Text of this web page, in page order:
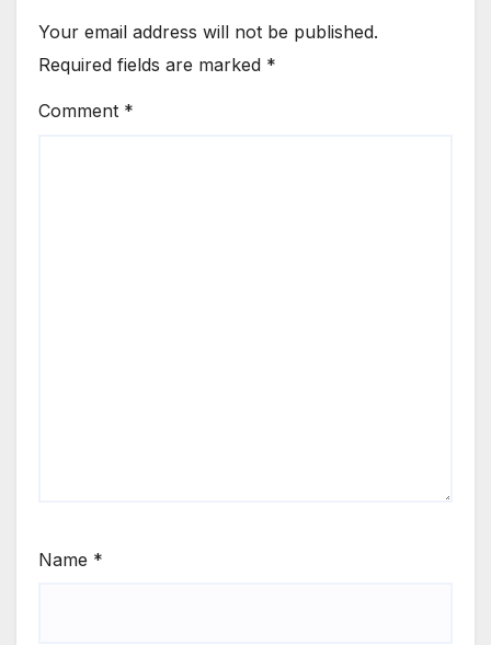
Your email address will not be published.
Required fields are marked *
Comment *
Name *